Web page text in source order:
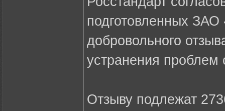
подготовленных
добровольного
устранения проблем
Отзыву подлежат